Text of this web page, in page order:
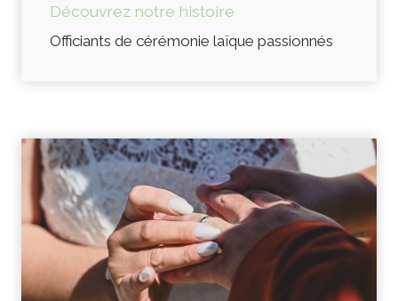
Découvrez notre histoire
Officiants de cérémonie laïque passionnés